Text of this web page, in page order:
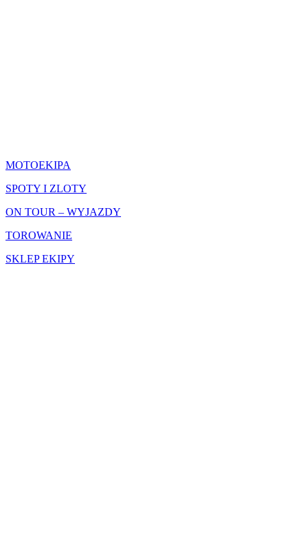
MOTOEKIPA
SPOTY I ZLOTY
ON TOUR – WYJAZDY
TOROWANIE
SKLEP EKIPY